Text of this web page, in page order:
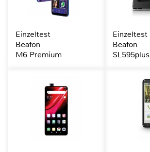
Einzeltest
Beafon
M6 Premium
Einzeltest
Beafon
SL595plus